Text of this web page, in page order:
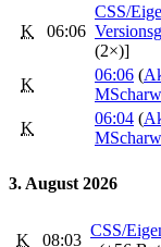
K 06:06
CSS/
(2×)]
K
06:06 (
K
06:04 (
3. August 2026
K 08:03
CSS/